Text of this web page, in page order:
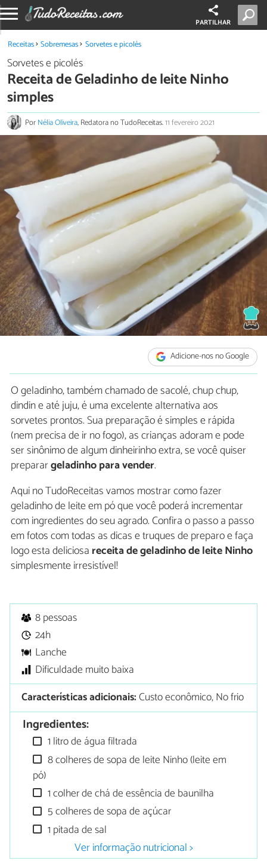
PARTILHAR
Receitas Sobremesas Sorvetes e picolés
Sorvetes e picolés
Receita de Geladinho de leite Ninho
simples
PorNélia Oliveira, Redatora no TudoReceitas.11 fevereiro 2021
Adicione-nos no Google
O geladinho, também chamado de sacolé, chup chup,
dindin e até juju, é uma excelente alternativa aos
sorvetes prontos. Sua preparação é simples e rápida
(nem precisa de ir no fogo), as crianças adoram e pode
ser sinônimo de algum dinheirinho extra, se você quiser
preparargeladinho para vender.
Aqui no TudoReceitas vamos mostrar como fazer
geladinho de leite em pó que você poderá incrementar
com ingredientes do seu agrado. Confira o passo a passo
em fotos com todas as dicas e truques de preparo e faça
logo esta deliciosa receita de geladinho de leite Ninho
simplesmente irresistível!
8 pessoas
24h
Lanche
Dificuldade muito baixa
Características adicionais:Custo econômico, No frio
Ingredientes:
1 litro de água filtrada
8 colheres de sopa de leite Ninho (leite em
pó)
1 colher de chá de essência de baunilha
5 colheres de sopa de açúcar
1 pitada de sal
Ver informação nutricional >